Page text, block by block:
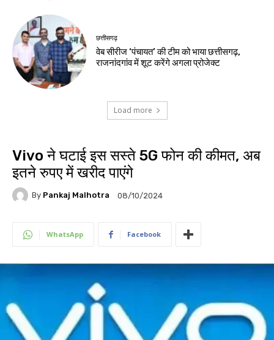
छत्तीसगढ़
वेब सीरीज ‘पंचायत’ की टीम को भाया छत्तीसगढ़,
राजनांदगांव में शूट करेंगे अगला प्रोजेक्ट
Load more
Vivo ने घटाई इस सस्ते 5G फोन की कीमत, अब
इतने रुपए में खरीद पाएंगे
By Pankaj Malhotra 08/10/2024
WhatsApp Facebook